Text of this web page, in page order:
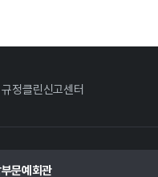
정클린신고센터
문예회관